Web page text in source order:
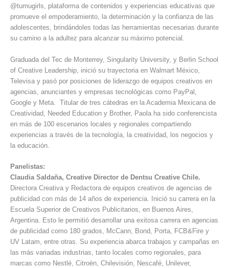
@tumugirls, plataforma de contenidos y experiencias educativas que
promueve el empoderamiento, la determinación y la confianza de las
adolescentes, brindándoles todas las herramientas necesarias durante
su camino a la adultez para alcanzar su máximo potencial.
Graduada del Tec de Monterrey, Singularity University, y Berlin School
of Creative Leadership, inició su trayectoria en Walmart México,
Televisa y pasó por posiciones de liderazgo de equipos creativos en
agencias, anunciantes y empresas tecnológicas como PayPal,
Google y Meta. Titular de tres cátedras en la Academia Mexicana de
Creatividad, Needed Education y Brother, Paola ha sido conferencista
en más de 100 escenarios locales y regionales compartiendo
experiencias a través de la tecnología, la creatividad, los negocios y
la educación.
Panelistas:
Claudia Saldaña, Creative Director de Dentsu Creative Chile.
Directora Creativa y Redactora de equipos creativos de agencias de
publicidad con más de 14 años de experiencia. Inició su carrera en la
Escuela Superior de Creativos Publicitarios, en Buenos Aires,
Argentina. Esto le permitió desarrollar una exitosa carrera en agencias
de publicidad como 180 grados, McCann, Bond, Porta, FCB&Fire y
UV Latam, entre otras. Su experiencia abarca trabajos y campañas en
las más variadas industrias, tanto locales como regionales, para
marcas como Nestlé, Citroën, Chilevisión, Nescafé, Unilever,